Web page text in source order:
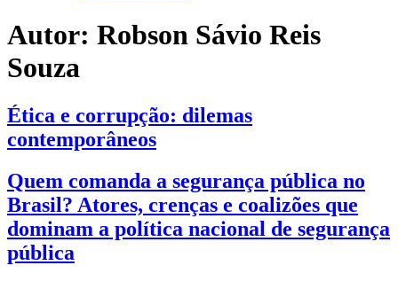
Autor: Robson Sávio Reis
Souza
Ética e corrupção: dilemas
contemporâneos
Quem comanda a segurança pública no
Brasil? Atores, crenças e coalizões que
dominam a política nacional de segurança
pública